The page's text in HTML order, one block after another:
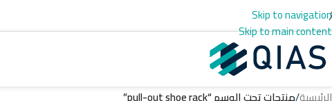
Skip to navigation
Skip to main content
الرئيسية/منتجات تحت الوسم “pull-out shoe rack”